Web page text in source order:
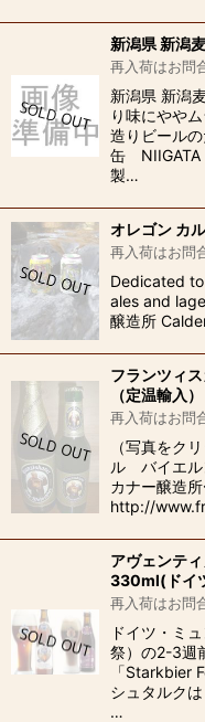
新潟県 新潟
再入荷はお問
新潟県 新潟
り味にやや
造りビール
缶 NIIGATA
製…
オレゴン カ
再入荷はお問
Dedicated
ales and
醸造所
フランツィ
（定温輸入
再入荷はお問
（写真をク
ル バイエル
カナー醸造
http://
アヴェンテ
330ml(ドイ
再入荷はお問
ドイツ・ミ
祭）の2-3週
「Starkbier
シュタルク
…